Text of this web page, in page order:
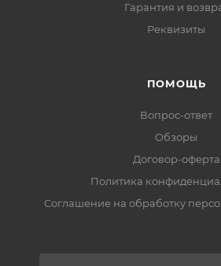
Гарантия и
Реквизиты
ПОМОЩЬ
Вопрос-ответ
Обзоры
Договор-оферта
Политика
Соглашение на обработку